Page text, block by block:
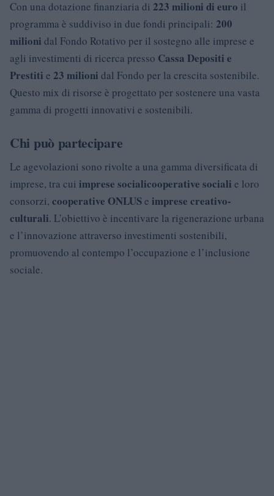
Con una dotazione finanziaria di 223 milioni di euro il
programma è suddiviso in due fondi principali: 200
milioni dal Fondo Rotativo per il sostegno alle imprese e
agli investimenti di ricerca presso Cassa Depositi e
Prestiti e 23 milioni dal Fondo per la crescita sostenibile.
Questo mix di risorse è progettato per sostenere una vasta
gamma di progetti innovativi e sostenibili.
Chi può partecipare
Le agevolazioni sono rivolte a una gamma diversificata di
imprese, tra cui imprese socialicooperative sociali e loro
consorzi, cooperative ONLUSe imprese creativo-
culturali. L’obiettivo è incentivare la rigenerazione urbana
e l’innovazione attraverso investimenti sostenibili,
promuovendo al contempo l’occupazione e l’inclusione
sociale.